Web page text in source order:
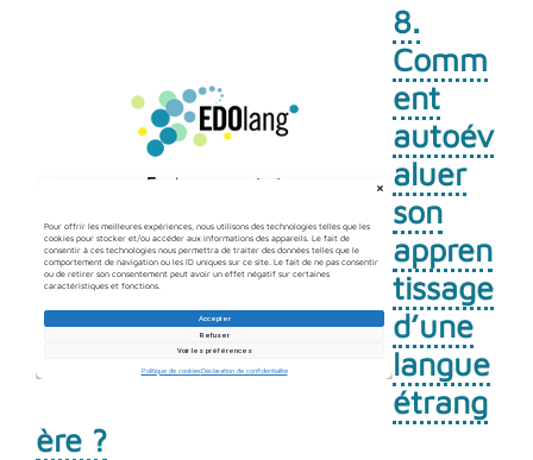
8.
Comm
ent
autoév
aluer
son
appren
tissage
d’une
langue
étrang
ère ?